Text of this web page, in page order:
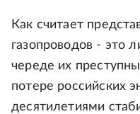
Как считает
газопроводов - это
череде их
потере российских
десятилетиями